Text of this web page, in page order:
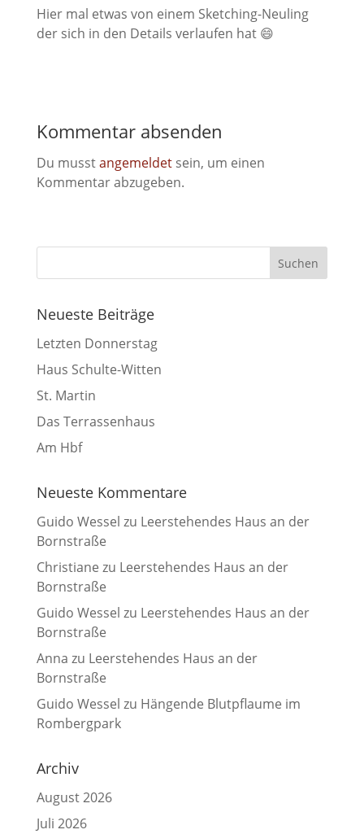
Hier mal etwas von einem Sketching-Neuling
der sich in den Details verlaufen hat 😄
Kommentar absenden
Du musstangemeldetsein, um einen
Kommentar abzugeben.
Neueste Beiträge
Letzten Donnerstag
Haus Schulte-Witten
St. Martin
Das Terrassenhaus
Am Hbf
Neueste Kommentare
Guido Wessel zu Leerstehendes Haus an der
Bornstraße
Christiane zu Leerstehendes Haus an der
Bornstraße
Guido Wessel zu Leerstehendes Haus an der
Bornstraße
Anna zu Leerstehendes Haus an der
Bornstraße
Guido Wessel zu Hängende Blutpflaume im
Rombergpark
Archiv
August 2026
Juli 2026